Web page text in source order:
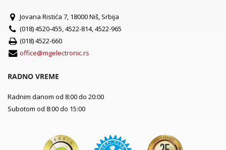
Jovana Ristića 7, 18000 Niš, Srbija
(018) 4520-455, 4522-814, 4522-965
(018) 4522-660
office@mgelectronic.rs
RADNO VREME
Radnim danom od 8:00 do 20:00
Subotom od 8:00 do 15:00